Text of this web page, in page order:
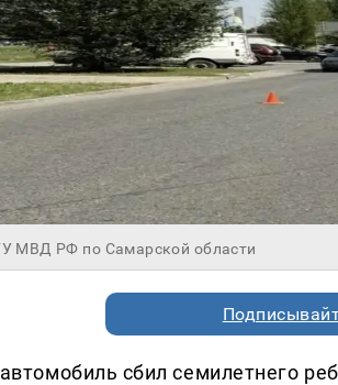
МВД РФ по Самарской области
сбил семилетнего